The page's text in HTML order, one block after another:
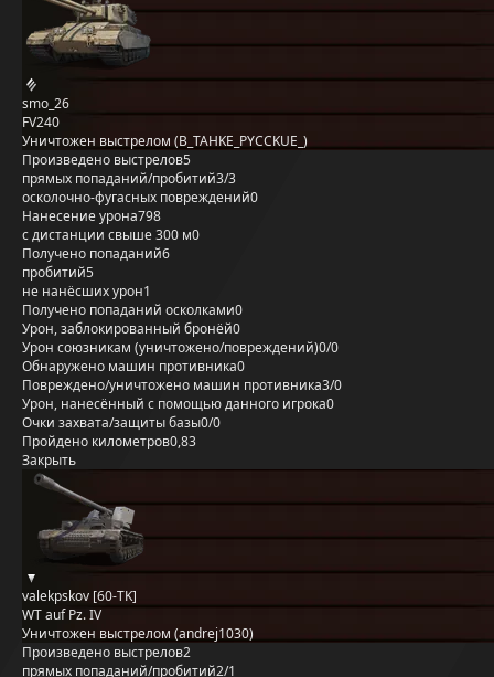
smo_26
FV240
Уничтожен выстрелом (B_TAHKE_PYCCKUE_)
Произведено выстрелов5
прямых попаданий/пробитий3/3
осколочно-фугасных повреждений0
Нанесение урона798
с дистанции свыше 300 м0
Получено попаданий6
пробитий5
не нанёсших урон1
Получено попаданий осколками0
Урон, заблокированный бронёй0
Урон союзникам (уничтожено/повреждений)0/0
Обнаружено машин противника0
Повреждено/уничтожено машин противника3/0
Урон, нанесённый с помощью данного игрока0
Очки захвата/защиты базы0/0
Пройдено километров0,83
Закрыть
valekpskov [60-TK]
WT auf Pz. IV
Уничтожен выстрелом (andrej1030)
Произведено выстрелов2
прямых попаданий/пробитий2/1